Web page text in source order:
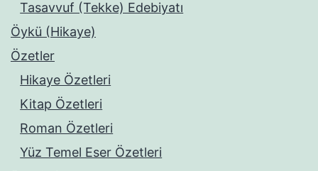
Tasavvuf (Tekke) Edebiyatı
Öykü (Hikaye)
Özetler
Hikaye Özetleri
Kitap Özetleri
Roman Özetleri
Yüz Temel Eser Özetleri